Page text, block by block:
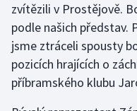
Judo
Krasobruslení
Lezení
zvítězili v Prostějově.
podle našich představ.
jsme ztráceli spousty
pozicích hrajících o
příbramského klubu